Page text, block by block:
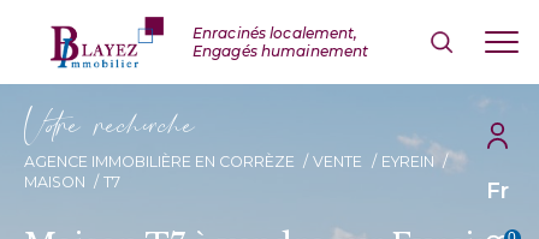
Fr
Vore recece
AGENCE IMMOBILIÈRE EN CORRÈZE VENTE
EYREIN
MAISON
T7